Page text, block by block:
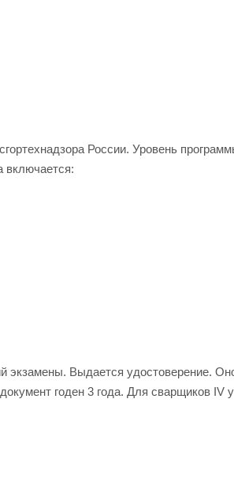
России. Уровень
включается:
экзамены. Выдается удостоверение.
годен 3 года. Для сварщиков IV